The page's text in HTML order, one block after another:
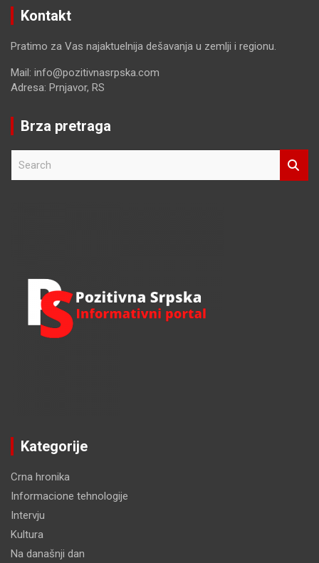
Kontakt
Pratimo za Vas najaktuelnija dešavanja u zemlji i regionu.
Mail: info@pozitivnasrpska.com
Adresa: Prnjavor, RS
Brza pretraga
Kategorije
Crna hronika
Informacione tehnologije
Intervju
Kultura
Na današnji dan